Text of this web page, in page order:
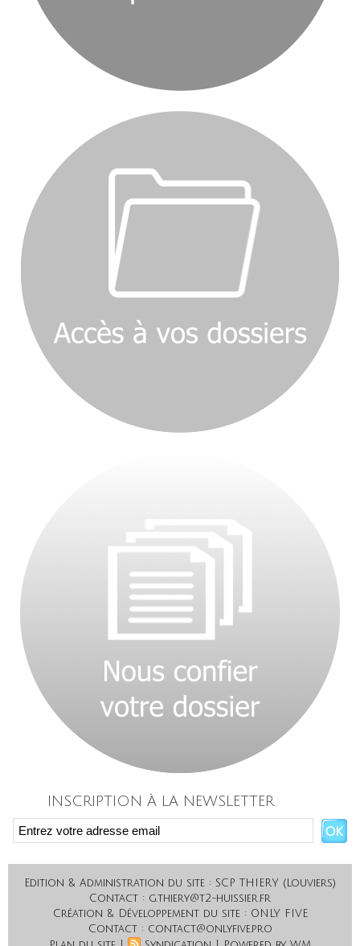
INSCRIPTION À LA NEWSLETTER
Edition & Administration du site : SCP THIERY (Louviers)
Contact : g.thiery@t2-huissier.fr
Création & Développement du site : ONLY FIVE
Contact : contact@onlyfive.pro